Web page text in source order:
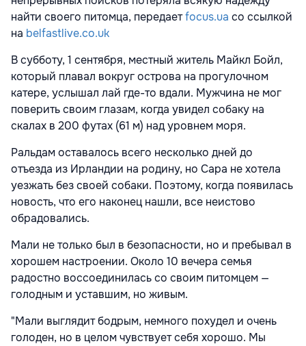
найти своего питомца, передаетfocus.ua со ссылкой
на belfastlive.co.uk
В субботу, 1 сентября, местный житель Майкл Бойл,
который плавал вокруг острова на прогулочном
катере, услышал лай где-то вдали. Мужчина не мог
поверить своим глазам, когда увидел собаку на
скалах в 200 футах (61 м) над уровнем моря.
Ральдам оставалось всего несколько дней до
отъезда из Ирландии на родину, но Сара не хотела
уезжать без своей собаки. Поэтому, когда появилась
новость, что его наконец нашли, все неистово
обрадовались.
Мали не только был в безопасности, но и пребывал в
хорошем настроении. Около 10 вечера семья
радостно воссоединилась со своим питомцем —
голодным и уставшим, но живым.
"Мали выглядит бодрым, немного похудел и очень
голоден, но в целом чувствует себя хорошо. Мы